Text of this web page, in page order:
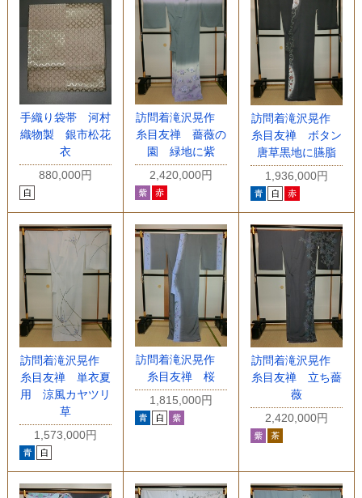
手織り袋帯 河村
織物製 銀市松花
衣
880,000円
訪問着滝沢晃作
糸目友禅 薔薇の
園 緑地に紫
2,420,000円
訪問着滝沢晃作
糸目友禅 ボタン
唐草黒地に臙脂
1,936,000円
訪問着滝沢晃作
糸目友禅 単衣夏
用 涼風カヤツリ
草
1,573,000円
訪問着滝沢晃作
糸目友禅 桜
1,815,000円
訪問着滝沢晃作
糸目友禅 立ち薔
薇
2,420,000円